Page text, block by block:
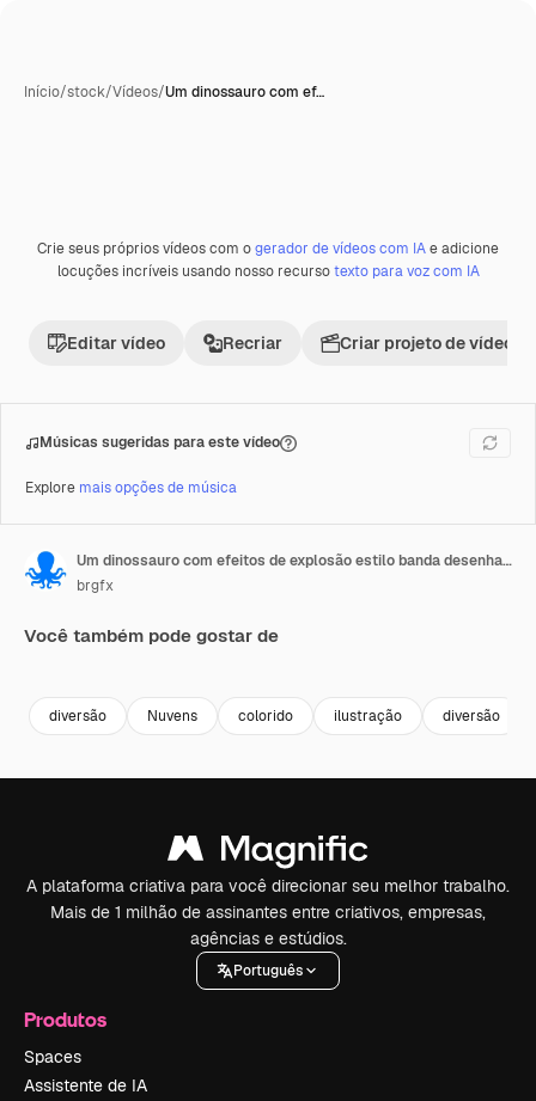
Início/stock/Vídeos/Um dinossauro com ef…
Premium
Crie seus próprios vídeos com ogerador de vídeos com IAe adicione
locuções incríveis usando nosso recursotexto para voz com IA
Editar vídeo Recriar Criar projeto de vídeo
Músicas sugeridas para este vídeo
Explore mais opções de música
Um dinossauro com efeitos de explosão estilo banda desenhada
brgfx
Você também pode gostar de
diversão Nuvens colorido ilustração diversão
A plataforma criativa para você direcionar seu melhor trabalho.
Mais de 1 milhão de assinantes entre criativos, empresas,
agências e estúdios.
Português
Produtos
Spaces
Assistente de IA